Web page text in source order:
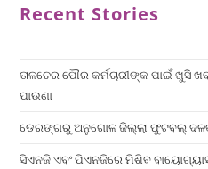
Recent Stories
ତାଳଚେର ପୌର କର୍ମଚାରୀଙ୍କ ପାଇଁ ଖୁସି
ପାଉଣା
ଡେରଙ୍ଗରୁ ଅନୁଗୋଳ ଜିଲ୍ଲା ଫୁଟବଲ୍ ଦଳକୁ
ସିଏନଜି ଏବଂ ପିଏନଜିରେ ମିଶିବ